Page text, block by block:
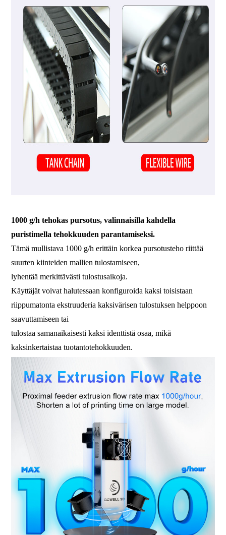
1000 g/h tehokas pursotus, valinnaisilla kahdella
puristimella tehokkuuden parantamiseksi.
Tämä mullistava 1000 g/h erittäin korkea pursotusteho riittää
suurten kiinteiden mallien tulostamiseen,
lyhentää merkittävästi tulostusaikoja.
Käyttäjät voivat halutessaan konfiguroida kaksi toisistaan ​​
riippumatonta ekstruuderia kaksivärisen tulostuksen helppoon
saavuttamiseen tai
tulostaa samanaikaisesti kaksi identtistä osaa, mikä
kaksinkertaistaa tuotantotehokkuuden.